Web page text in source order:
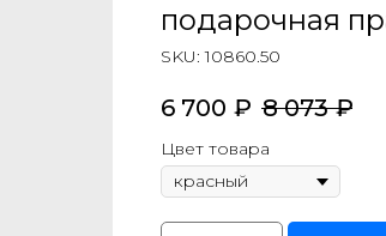
подарочная
SKU:10860.50
6 700 ₽ 8 073 ₽
Цвет товара